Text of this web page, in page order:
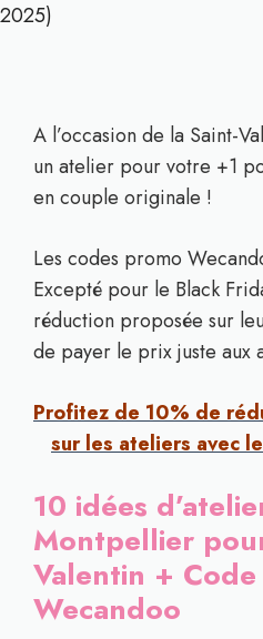
2025)
A l’occasion de la Saint-
un atelier pour votre +1
en couple originale !
Les codes promo
Excepté pour le Black
réduction proposée sur
de payer le prix juste aux
Profitez de 10% de
sur les ateliers avec
10 idées
Montpellier
Valentin +
Wecandoo